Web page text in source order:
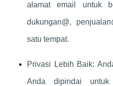
alamat email untuk
dukungan@,
satu tempat.
Privasi Lebih Baik:
Anda dipindai